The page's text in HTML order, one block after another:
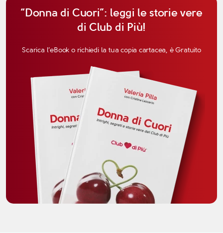
“Donna di Cuori”: leggi le storie vere
di Club di Più!
Scarica l’eBook o richiedi la tua copia cartacea, è Gratuito